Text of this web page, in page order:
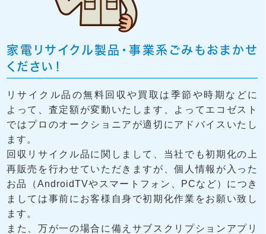
家電リサイクル製品・事業系ごみもおまかせ
ください！
リサイクル品の無料回収や買取は季節や時期などに
よって、査定額が変動いたします、よってエコゼスト
ではプロのオークショニアが適切にアドバイスいたし
ます。
回収リサイクル品に関しまして、当社でも初期化の上
再販売を行わせていただきますが、個人情報が入った
お品（AndroidTVやスマートフォン、PCなど）につき
ましては事前にお客様自身で初期化作業をお願い致し
ます。
また、万が一の場合に備えサブスクリプションアプリ